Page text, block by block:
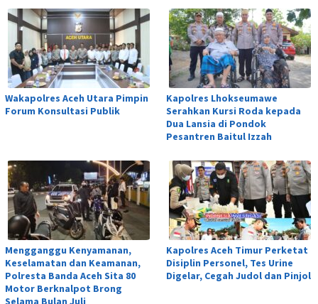
Wakapolres Aceh Utara Pimpin
Forum Konsultasi Publik
Kapolres Lhokseumawe
Serahkan Kursi Roda kepada
Dua Lansia di Pondok
Pesantren Baitul Izzah
Mengganggu Kenyamanan,
Keselamatan dan Keamanan,
Polresta Banda Aceh Sita 80
Motor Berknalpot Brong
Selama Bulan Juli
Kapolres Aceh Timur Perketat
Disiplin Personel, Tes Urine
Digelar, Cegah Judol dan Pinjol